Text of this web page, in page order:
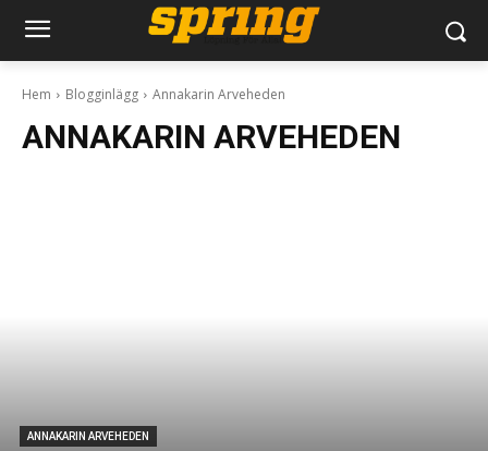
Hem Blogginlägg Annakarin Arveheden
ANNAKARIN ARVEHEDEN
ANNAKARIN ARVEHEDEN